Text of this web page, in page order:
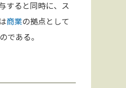
すると同時に、ス
商業の拠点として
である。